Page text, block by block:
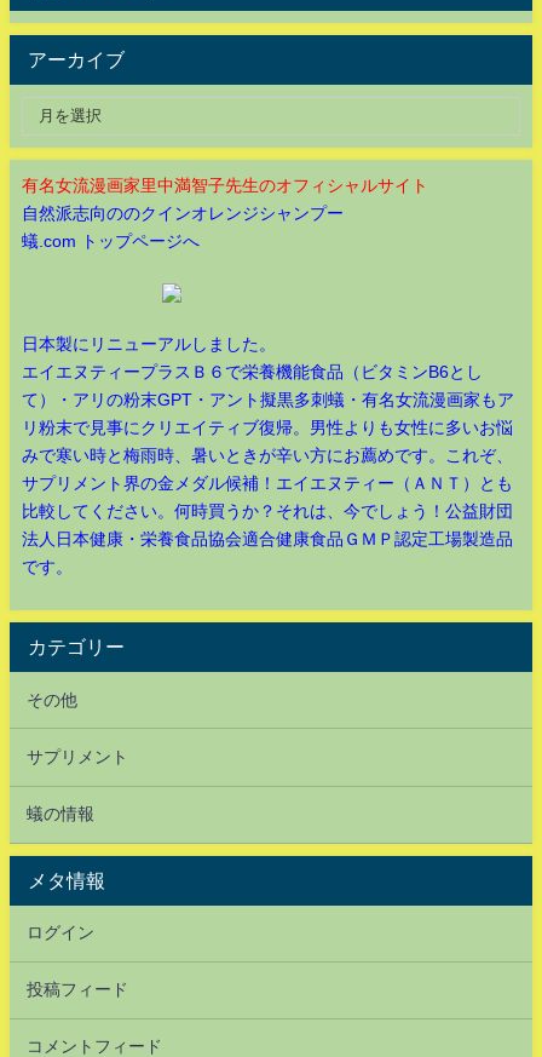
アーカイブ
有名女流漫画家里中満智子先生のオフィシャルサイト
自然派志向ののクインオレンジシャンプー
蟻.com トップページへ
日本製にリニューアルしました。
エイエヌティープラスＢ６で栄養機能食品（ビタミンB6とし
て）・アリの粉末GPT・アント擬黒多刺蟻・有名女流漫画家もア
リ粉末で見事にクリエイティブ復帰。男性よりも女性に多いお悩
みで寒い時と梅雨時、暑いときが辛い方にお薦めです。これぞ、
サプリメント界の金メダル候補！エイエヌティー（ＡＮＴ）とも
比較してください。何時買うか？それは、今でしょう！公益財団
法人日本健康・栄養食品協会適合健康食品ＧＭＰ認定工場製造品
です。
カテゴリー
その他
サプリメント
蟻の情報
メタ情報
ログイン
投稿フィード
コメントフィード